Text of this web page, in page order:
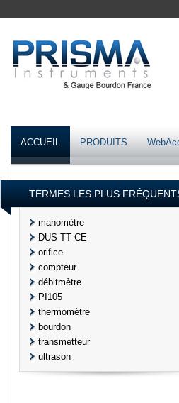
ACCUEIL PRODUITS
TERMES LES PLUS
manomètre
DUS TT CE
orifice
compteur
débitmètre
PI105
thermomètre
bourdon
transmetteur
ultrason